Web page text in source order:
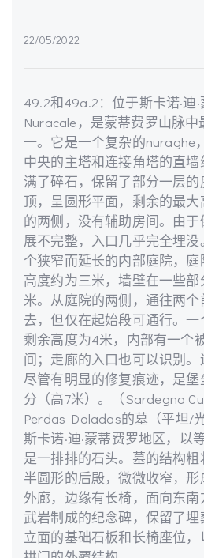
22/05/2022
49.2和49a.2：位于斯卡诺·迪
Nuracale，是蒙蒂费罗山脉
一。它是一个复杂的nuraghe
中央的主塔和连接角塔的直
满了碎石，保留了部分一层
顶，呈圆形平面，剩余的最大
的两侧，没有辅助房间。由
展不完整，入口几乎完全埋
个狭窄而延长的内部庭院，庭
高度约为三米，墙壁在一些
米。从庭院的两侧，通往两
去，但仅在起始段可通行。
剩余高度为4米，内部有一个
间；走廊的入口也可以识别。
尽管有明显的修复痕迹，是
分（高7米）。（Sardegna
Perdas Doladas的墓（平坦/
斯卡诺·迪·蒙蒂费罗地区，以
是一排排的石头。墓的结构
半圆形的后殿，微微收窄，
外廊，边缘有长椅，面向东
武岩制成的纪念碑，保留了
立面的基础石板和长椅座位